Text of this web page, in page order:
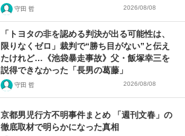
守田 哲 2026/08/08
「トヨタの非を認める判決が出る可能性は、
限りなくゼロ」裁判で“勝ち目がない”と伝え
たけれど…《池袋暴走事故》父・飯塚幸三を
説得できなかった「長男の葛藤」
守田 哲 2026/08/08
京都男児行方不明事件まとめ 「週刊文春」の
徹底取材で明らかになった真相